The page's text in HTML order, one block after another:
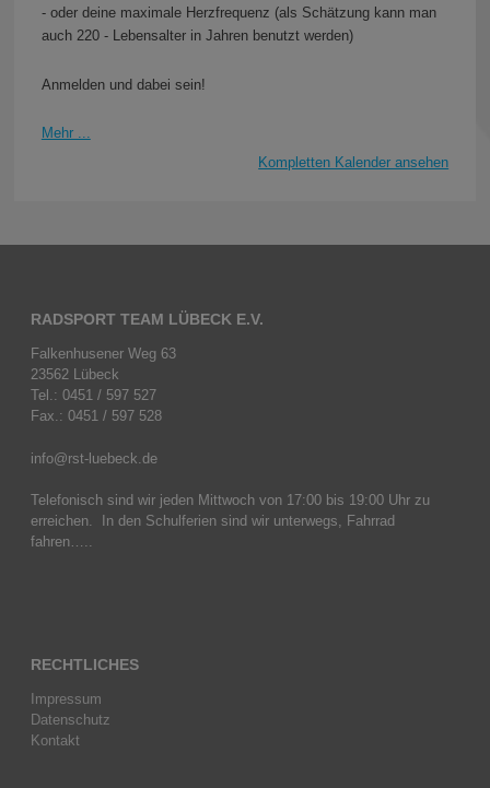
- oder deine maximale Herzfrequenz (als Schätzung kann man
auch 220 - Lebensalter in Jahren benutzt werden)
Anmelden und dabei sein!
Mehr ...
Kompletten Kalender ansehen
RADSPORT TEAM LÜBECK E.V.
Falkenhusener Weg 63
23562 Lübeck
Tel.: 0451 / 597 527
Fax.: 0451 / 597 528
info@rst-luebeck.de
Telefonisch sind wir jeden Mittwoch von 17:00 bis 19:00 Uhr zu
erreichen. In den Schulferien sind wir unterwegs, Fahrrad
fahren…..
RECHTLICHES
Impressum
Datenschutz
Kontakt